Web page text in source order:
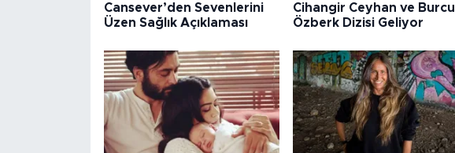
Cansever’den Sevenlerini
Üzen Sağlık Açıklaması
Cihangir Ceyhan ve Burcu
Özberk Dizisi Geliyor